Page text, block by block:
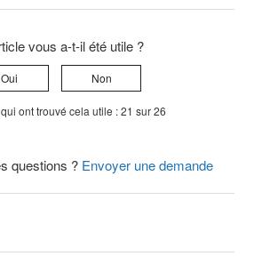
vous a-t-il été utile ?
Oui Non
ont trouvé cela utile : 21 sur 26
questions ? Envoyer une demande